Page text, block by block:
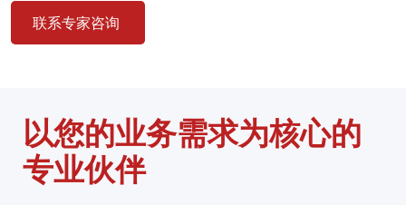
联系专家咨询
以您的业务需求为核心的
专业伙伴